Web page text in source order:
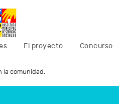
El proyecto Concurso
la comunidad.